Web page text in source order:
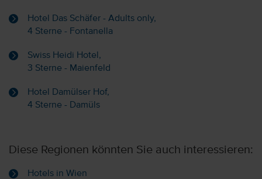
Hotel Das Schäfer - Adults only,
4 Sterne - Fontanella
Swiss Heidi Hotel,
3 Sterne - Maienfeld
Hotel Damülser Hof,
4 Sterne - Damüls
Diese Regionen könnten Sie auch interessieren:
Hotels in Wien